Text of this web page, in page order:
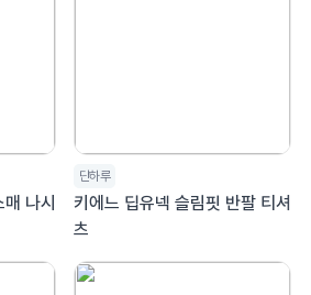
나시
단하루
키에느 딥유넥 슬림핏 반팔 티셔
츠